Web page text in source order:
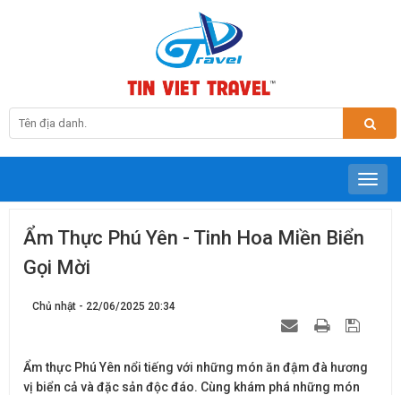
Ẩm Thực Phú Yên - Tinh Hoa Miền Biển
Gọi Mời
Chủ nhật - 22/06/2025 20:34
Ẩm thực Phú Yên nổi tiếng với những món ăn đậm đà hương
vị biển cả và đặc sản độc đáo. Cùng khám phá những món